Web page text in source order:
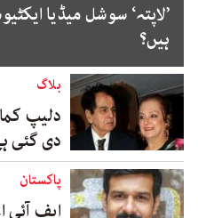
’لاپتہ‘ سوشل میڈیا
ہیں؟
بلاگ
دلیپ
دی گئی
پاکستان
ایف آئی